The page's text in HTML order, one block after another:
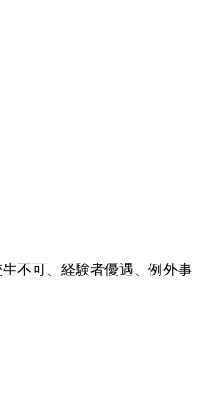
不可、経験者優遇、例外事